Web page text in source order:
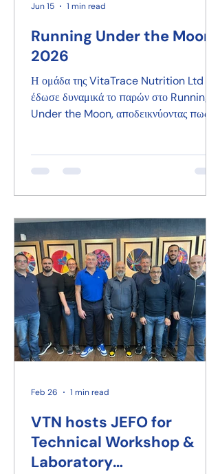
Running Under the Moon
2026
Η ομάδα της VitaTrace Nutrition Ltd
έδωσε δυναμικά το παρών στο Running
Under the Moon, αποδεικνύοντας πως η
Jun 15 1 min read
VTN hosts JEFO for
Technical Workshop &
Laboratory
Feb 26 1 min read